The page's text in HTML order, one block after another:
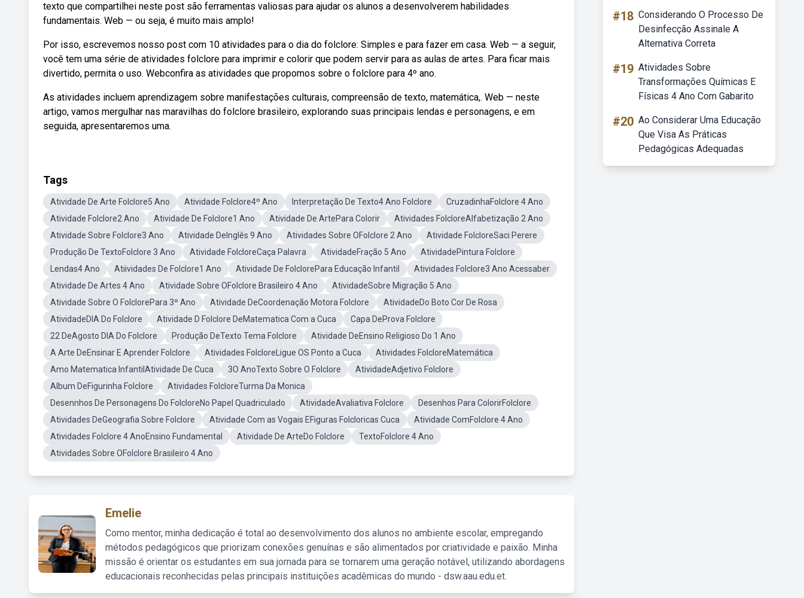
texto que compartilhei neste post são ferramentas valiosas para ajudar os alunos a desenvolverem habilidades
fundamentais. Web — ou seja, é muito mais amplo!
Por isso, escrevemos nosso post com 10 atividades para o dia do folclore: Simples e para fazer em casa. Web — a seguir,
você tem uma série de atividades folclore para imprimir e colorir que podem servir para as aulas de artes. Para ficar mais
divertido, permita o uso. Webconfira as atividades que propomos sobre o folclore para 4º ano.
As atividades incluem aprendizagem sobre manifestações culturais, compreensão de texto, matemática,. Web — neste
artigo, vamos mergulhar nas maravilhas do folclore brasileiro, explorando suas principais lendas e personagens, e em
seguida, apresentaremos uma.
Tags
Atividade De Arte Folclore5 Ano Atividade Folclore4º Ano Interpretação De Texto4 Ano Folclore
CruzadinhaFolclore 4 Ano
Atividade Folclore2 Ano
Atividade De Folclore1 Ano Atividade De ArtePara Colorir
Atividades FolcloreAlfabetização 2 Ano
Atividade Sobre Folclore3 Ano
Atividade DeInglês 9 Ano Atividades Sobre OFolclore 2 Ano
Atividade FolcloreSaci Perere
Produção De TextoFolclore 3 Ano
Atividade FolcloreCaça Palavra AtividadeFração 5 Ano
AtividadePintura Folclore
Lendas4 Ano
Atiividades De Folclore1 Ano Atividade De FolclorePara Educação Infantil
Atividades Folclore3 Ano Acessaber
Atividade De Artes 4 Ano
Atividade Sobre OFolclore Brasileiro 4 Ano
AtividadeSobre Migração 5 Ano
Atividade Sobre O FolclorePara 3º Ano
Atividade DeCoordenação Motora Folclore
AtividadeDo Boto Cor De Rosa
AtividadeDIA Do Folclore
Atividade D Folclore DeMatematica Com a Cuca
Capa DeProva Folclore
22 DeAgosto DIA Do Folclore
Produção DeTexto Tema Folclore
Atividade DeEnsino Religioso Do 1 Ano
A Arte DeEnsinar E Aprender Folclore
Atividades FolcloreLigue OS Ponto a Cuca
Atividades FolcloreMatemática
Amo Matematica InfantilAtividade De Cuca
3O AnoTexto Sobre O Folclore
AtividadeAdjetivo Folclore
Album DeFigurinha Folclore
Atividades FolcloreTurma Da Monica
Desennhos De Personagens Do FolcloreNo Papel Quadriculado
AtividadeAvaliativa Folclore
Desenhos Para ColorirFolclore
Atividades DeGeografia Sobre Folclore
Atividade Com as Vogais EFiguras Folcloricas Cuca
Atividade ComFolclore 4 Ano
Atividades Folclore 4 AnoEnsino Fundamental
Atividade De ArteDo Folclore
TextoFolclore 4 Ano
Atividades Sobre OFolclore Brasileiro 4 Ano
Emelie
Como mentor, minha dedicação é total ao desenvolvimento dos alunos no ambiente escolar, empregando
métodos pedagógicos que priorizam conexões genuínas e são alimentados por criatividade e paixão. Minha
missão é orientar os estudantes em sua jornada para se tornarem uma geração notável, utilizando abordagens
educacionais reconhecidas pelas principais instituições acadêmicas do mundo - dsw.aau.edu.et.
#18 Considerando O Processo De
Desinfecção Assinale A
Alternativa Correta
#19 Atividades Sobre
Transformações Químicas E
Físicas 4 Ano Com Gabarito
#20 Ao Considerar Uma Educação
Que Visa As Práticas
Pedagógicas Adequadas